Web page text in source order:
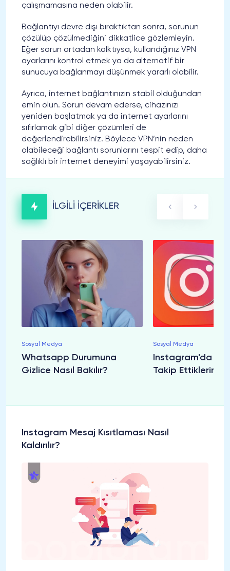
çalışmamasına neden olabilir.
Bağlantıyı devre dışı bıraktıktan sonra, sorunun
çözülüp çözülmediğini dikkatlice gözlemleyin.
Eğer sorun ortadan kalktıysa, kullandığınız VPN
ayarlarını kontrol etmek ya da alternatif bir
sunucuya bağlanmayı düşünmek yararlı olabilir.
Ayrıca, internet bağlantınızın stabil olduğundan
emin olun. Sorun devam ederse, cihazınızı
yeniden başlatmak ya da internet ayarlarını
sıfırlamak gibi diğer çözümleri de
değerlendirebilirsiniz. Böylece VPN’nin neden
olabileceği bağlantı sorunlarını tespit edip, daha
sağlıklı bir internet deneyimi yaşayabilirsiniz.
İLGİLİ İÇERİKLER
Sosyal Medya
Whatsapp Durumuna
Gizlice Nasıl Bakılır?
Sosyal Medya
Instagram'da
Takip Ettiklerini
Instagram Mesaj Kısıtlaması Nasıl
Kaldırılır?